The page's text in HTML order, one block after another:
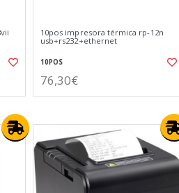
10pos impresora térmica rp-12n
usb+rs232+ethernet
10POS
76,30€